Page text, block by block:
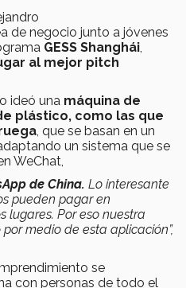
de negocio junto a jóvenes
GESS Shanghái
al mejor pitch
ideó una máquina de
plástico, como las que
, que se basan en un
un sistema que se
WeChat,
de China. Lo interesante
pueden pagar en
lugares. Por eso nuestra
medio de esta aplicación”,
se
con personas de todo el